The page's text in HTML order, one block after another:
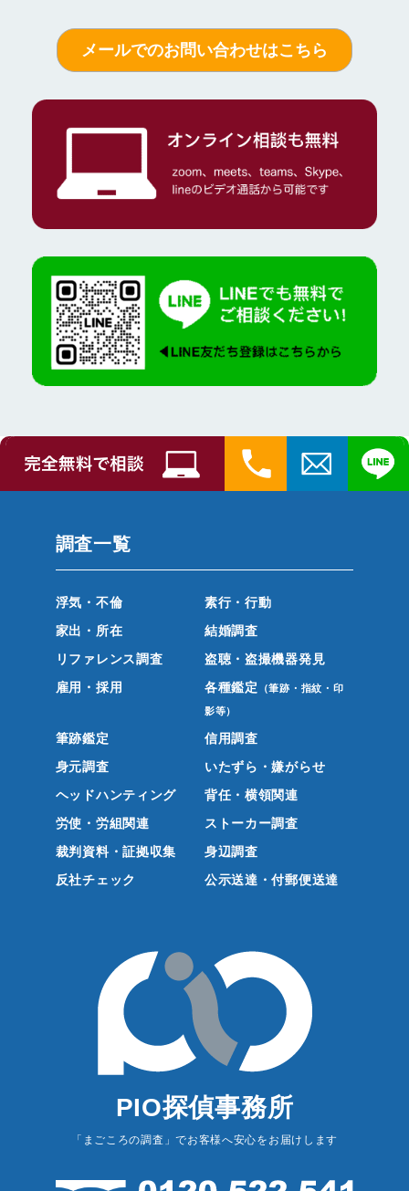
メールでのお問い合わせはこちら
調査一覧
浮気・不倫
素行・行動
家出・所在
結婚調査
リファレンス調査
盗聴・盗撮機器発見
雇用・採用
各種鑑定 （筆跡・指紋・印
影等）
筆跡鑑定
信用調査
身元調査
いたずら・嫌がらせ
ヘッドハンティング
背任・横領関連
労使・労組関連
ストーカー調査
裁判資料・証拠収集
身辺調査
反社チェック
公示送達・付郵便送達
PIO探偵事務所
「まごころの調査」でお客様へ安心をお届けします